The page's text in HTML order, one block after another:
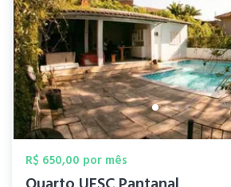
R$ 650,00 por mês